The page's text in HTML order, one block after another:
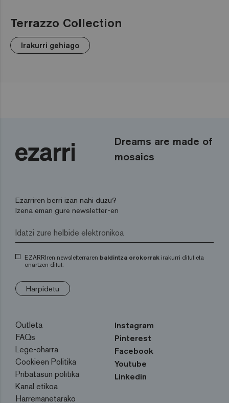
Terrazzo Collection
Irakurri gehiago
Dreams are made of
mosaics
Ezarriren berri izan nahi duzu?
Izena eman gure newsletter-en
EZARRIren newsletterraren baldintza orokorrak irakurri ditut eta
onartzen ditut.
Harpidetu
Outleta
FAQs
Lege-oharra
Cookieen Politika
Pribatasun politika
Kanal etikoa
Harremanetarako
Instagram
Pinterest
Facebook
Youtube
Linkedin